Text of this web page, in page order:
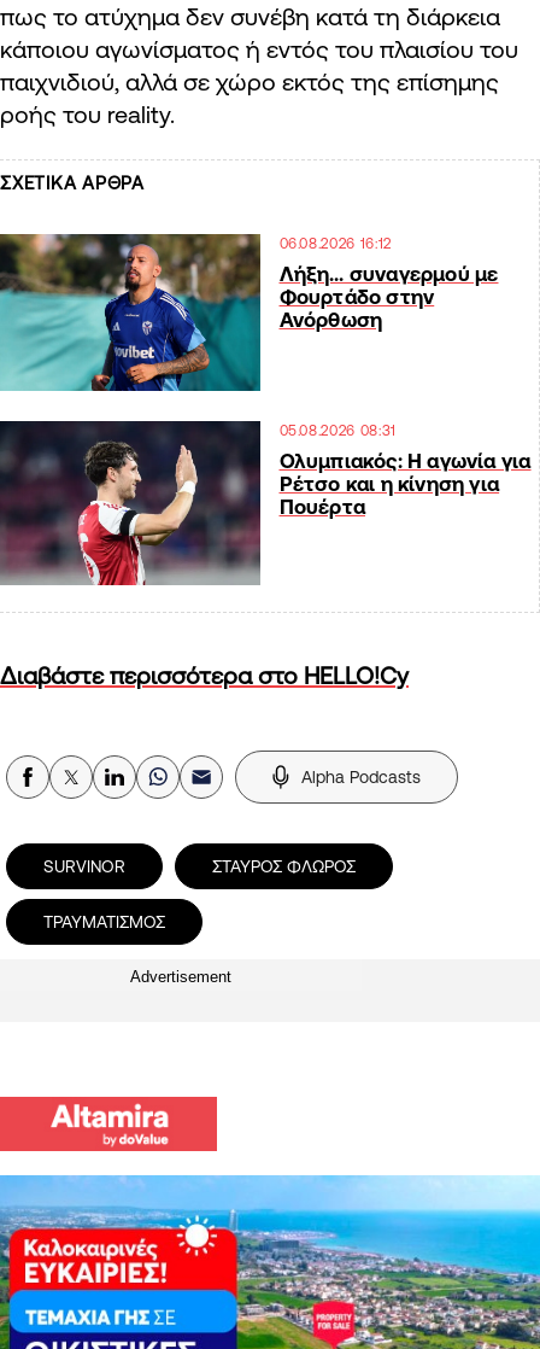
πως το ατύχημα δεν συνέβη κατά τη διάρκεια
κάποιου αγωνίσματος ή εντός του πλαισίου του
παιχνιδιού, αλλά σε χώρο εκτός της επίσημης
ροής του reality.
ΣΧΕΤΙΚΑ ΑΡΘΡΑ
06.08.2026 16:12
Λήξη… συναγερμού με
Φουρτάδο στην
Ανόρθωση
05.08.2026 08:31
Ολυμπιακός: Η αγωνία για
Ρέτσο και η κίνηση για
Πουέρτα
Διαβάστε περισσότερα στο HELLO!Cy
Alpha Podcasts
SURVINOR ΣΤΑΥΡΟΣ ΦΛΩΡΟΣ
ΤΡΑΥΜΑΤΙΣΜΟΣ
Advertisement